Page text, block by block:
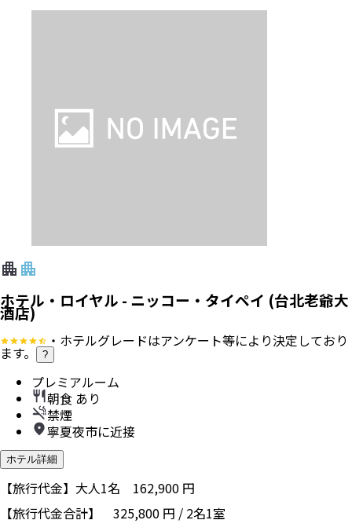
ホテル・ロイヤル - ニッコー・タイペイ (台北老爺大
酒店)
・ホテルグレードはアンケート等により決定しており
ます。 ?
プレミアルーム
朝食 あり
禁煙
寧夏夜市に近接
ホテル詳細
【旅行代金】大人1名 162,900 円
【旅行代金合計】 325,800 円 / 2名1室